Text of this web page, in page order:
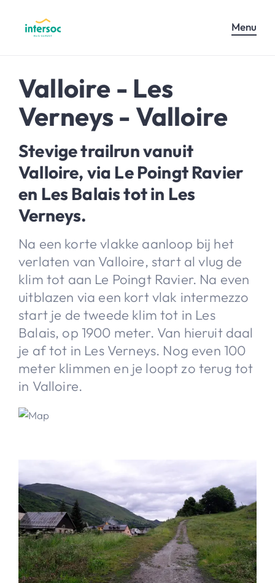
Menu
Valloire - Les
Verneys - Valloire
Stevige trailrun vanuit
Valloire, via Le Poingt Ravier
en Les Balais tot in Les
Verneys.
Na een korte vlakke aanloop bij het
verlaten van Valloire, start al vlug de
klim tot aan Le Poingt Ravier. Na even
uitblazen via een kort vlak intermezzo
start je de tweede klim tot in Les
Balais, op 1900 meter. Van hieruit daal
je af tot in Les Verneys. Nog even 100
meter klimmen en je loopt zo terug tot
in Valloire.